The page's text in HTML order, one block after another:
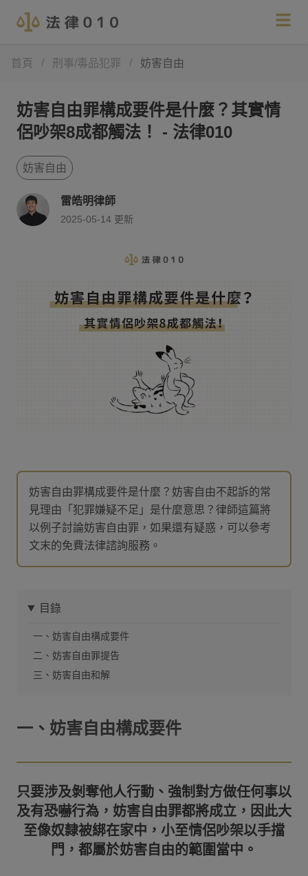
首頁 / 刑事/毒品犯罪 / 妨害自由
妨害自由罪構成要件是什麼？其實情
侶吵架8成都觸法！ - 法律010
妨害自由
雷皓明律師
2025-05-14 更新
妨害自由罪構成要件是什麼？妨害自由不起訴的常
見理由「犯罪嫌疑不足」是什麼意思？律師這篇將
以例子討論妨害自由罪，如果還有疑惑，可以參考
文末的免費法律諮詢服務。
目錄
一、妨害自由構成要件
二、妨害自由罪提告
三、妨害自由和解
一、妨害自由構成要件
只要涉及剝奪他人行動、強制對方做任何事以
及有恐嚇行為，妨害自由罪都將成立，因此大
至像奴隸被綁在家中，小至情侶吵架以手擋